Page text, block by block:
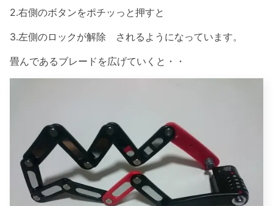
2.右側のボタンをポチッっと押すと
3.左側のロックが解除 されるようになっています。
畳んであるブレードを広げていくと・・